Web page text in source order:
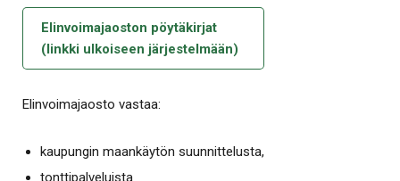
Elinvoimajaoston pöytäkirjat
(linkki ulkoiseen järjestelmään)
Elinvoimajaosto vastaa:
kaupungin maankäytön suunnittelusta,
tonttipalveluista